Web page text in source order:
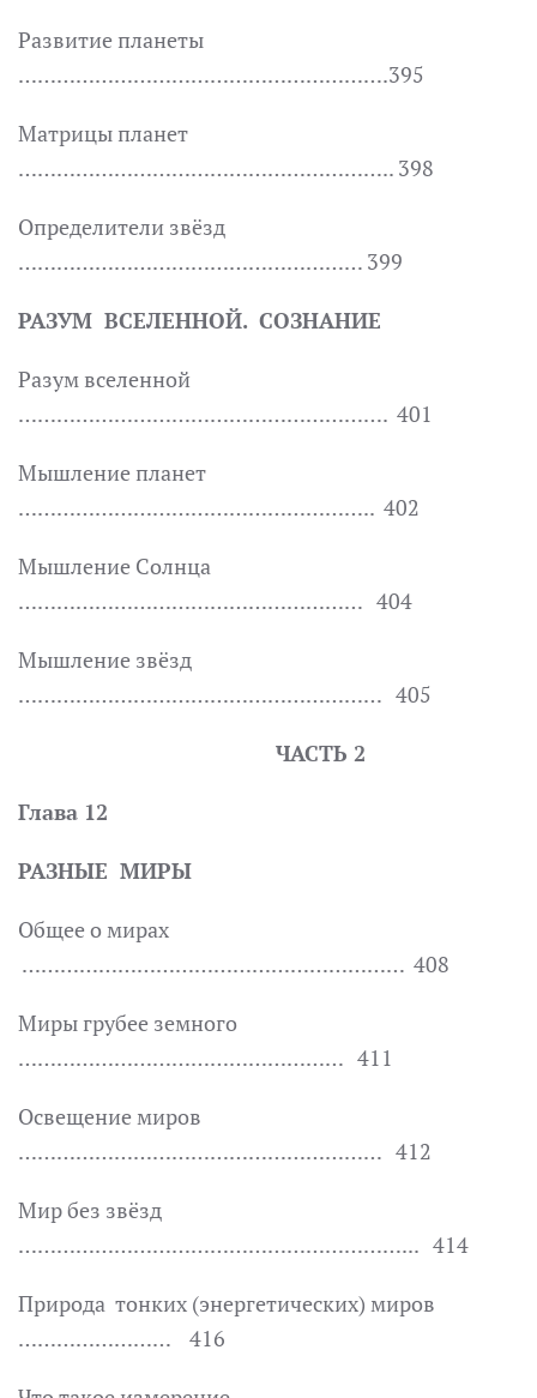
Развитие планеты
………………………………………………….395
Матрицы планет
………………………………………………….. 398
Определители звёзд
……………………………………………… 399
РАЗУМ ВСЕЛЕННОЙ. СОЗНАНИЕ
Разум вселенной
…………………………………………………. 401
Мышление планет
……………………………………………….. 402
Мышление Солнца
……………………………………………… 404
Мышление звёзд
………………………………………………… 405
ЧАСТЬ 2
Глава 12
РАЗНЫЕ МИРЫ
Общее о мирах
…………………………………………………… 408
Миры грубее земного
…………………………………………… 411
Освещение миров
………………………………………………… 412
Мир без звёзд
……………………………………………………... 414
Природа тонких (энергетических) миров
…………………… 416